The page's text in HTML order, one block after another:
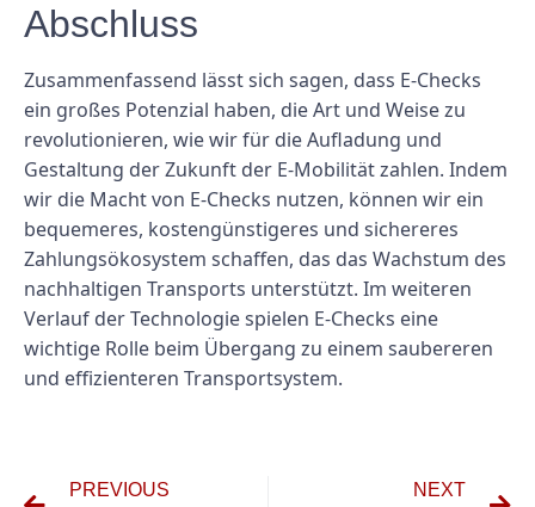
Abschluss
Zusammenfassend lässt sich sagen, dass E-Checks
ein großes Potenzial haben, die Art und Weise zu
revolutionieren, wie wir für die Aufladung und
Gestaltung der Zukunft der E-Mobilität zahlen. Indem
wir die Macht von E-Checks nutzen, können wir ein
bequemeres, kostengünstigeres und sichereres
Zahlungsökosystem schaffen, das das Wachstum des
nachhaltigen Transports unterstützt. Im weiteren
Verlauf der Technologie spielen E-Checks eine
wichtige Rolle beim Übergang zu einem saubereren
und effizienteren Transportsystem.
PREVIOUS NEXT